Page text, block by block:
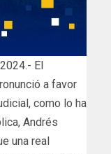
El
a favor
como lo ha
Andrés
una real